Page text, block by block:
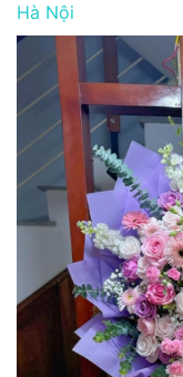
Hà Nội